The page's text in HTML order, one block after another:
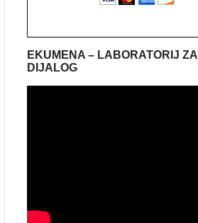
EKUMENA – LABORATORIJ ZA
DIJALOG